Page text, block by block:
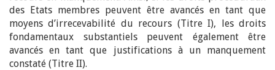
des Etats membres peuvent être avancés en tant que
moyens d’irrecevabilité du recours (Titre I), les droits
fondamentaux substantiels peuvent également être
avancés en tant que justifications à un manquement
constaté (Titre II).